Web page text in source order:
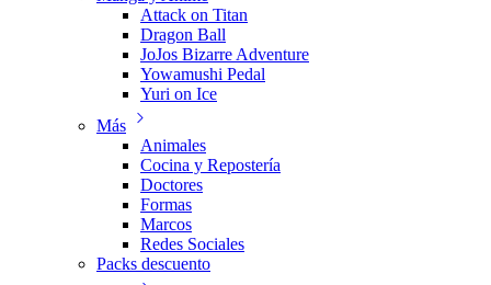
Attack on Titan
Dragon Ball
JoJos Bizarre Adventure
Yowamushi Pedal
Yuri on Ice
Más
Animales
Cocina y Repostería
Doctores
Formas
Marcos
Redes Sociales
Packs descuento